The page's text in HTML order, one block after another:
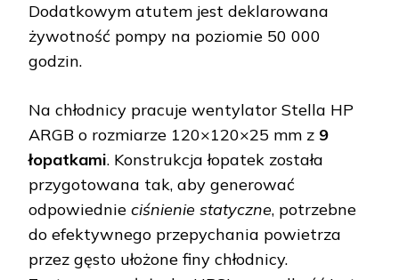
Dodatkowym atutem jest deklarowana
żywotność pompy na poziomie 50 000
godzin.
Na chłodnicy pracuje wentylator Stella HP
ARGB o rozmiarze 120×120×25 mm z 9
łopatkami. Konstrukcja łopatek została
przygotowana tak, aby generować
odpowiednie ciśnienie statyczne, potrzebne
do efektywnego przepychania powietrza
przez gęsto ułożone finy chłodnicy.